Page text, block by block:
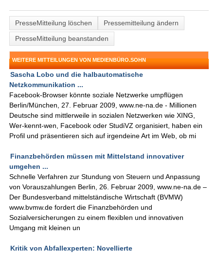
PresseMitteilung löschen
Pressemitteilung ändern
PresseMitteilung beanstanden
WEITERE MITTEILUNGEN VON MEDIENBÜRO.SOHN
Sascha Lobo und die halbautomatische
Netzkommunikation ...
Facebook-Browser könnte soziale Netzwerke umpflügen
Berlin/München, 27. Februar 2009, www.ne-na.de - Millionen
Deutsche sind mittlerweile in sozialen Netzwerken wie XING,
Wer-kennt-wen, Facebook oder StudiVZ organisiert, haben ein
Profil und präsentieren sich auf irgendeine Art im Web, ob mi
Finanzbehörden müssen mit Mittelstand innovativer
umgehen ...
Schnelle Verfahren zur Stundung von Steuern und Anpassung
von Vorauszahlungen Berlin, 26. Februar 2009, www.ne-na.de –
Der Bundesverband mittelständische Wirtschaft (BVMW)
www.bvmw.de fordert die Finanzbehörden und
Sozialversicherungen zu einem flexiblen und innovativen
Umgang mit kleinen un
Kritik von Abfallexperten: Novellierte